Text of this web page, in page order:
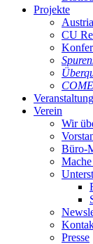
Projekte
CU
Verein
Wir
Büro-
Presse